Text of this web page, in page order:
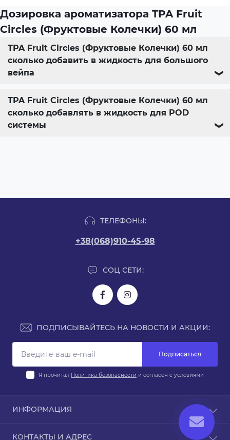
Дозировка ароматизатора TPA Fruit
Circles (Фруктовые Колечки) 60 мл
TPA Fruit Circles (Фруктовые Колечки) 60 мл
сколько добавить в жидкость для большого
вейпа
❯
TPA Fruit Circles (Фруктовые Колечки) 60 мл
сколько добавлять в жидкость для POD
системы
❯
ТЕЛЕФОНЫ:
+38(068)910-45-98
СОЦ СЕТИ:
ПОДПИСЫВАЙТЕСЬ НА НОВОСТИ И АКЦИИ:
Подписаться
Я прочитал Политика безопасности и согласен с условиями
ИНФОРМАЦИЯ
КОНТАКТЫ И АДРЕС